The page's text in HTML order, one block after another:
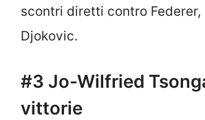
scontri diretti contro Federer,
Djokovic.
#3 Jo-Wilfried
vittorie